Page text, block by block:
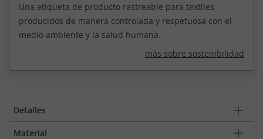
Una etiqueta de producto rastreable para textiles
producidos de manera controlada y respetuosa con el
medio ambiente y la salud humana.
más sobre sostenibilidad
Detalles
Material